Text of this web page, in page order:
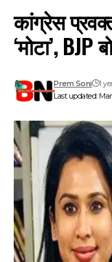
कांग्रेस
‘मोटा’, BJP
Last updated:
Prem Soni 1